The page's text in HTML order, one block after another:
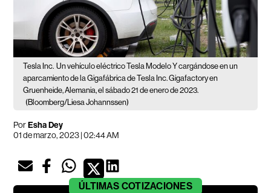
Tesla Inc. Un vehículo eléctrico Tesla Modelo Y cargándose en un
aparcamiento de la Gigafábrica de Tesla Inc. Gigafactory en
Gruenheide, Alemania, el sábado 21 de enero de 2023.
(Bloomberg/Liesa Johannssen)
PorEsha Dey
01 de marzo, 2023 | 02:44 AM
ÚLTIMAS COTIZACIONES